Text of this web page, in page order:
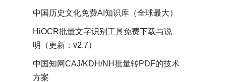
中国历史文化免费AI知识库（全球最大）
HiOCR批量文字识别工具免费下载与说
明（更新：v2.7）
中国知网CAJ/KDH/NH批量转PDF的技术
方案